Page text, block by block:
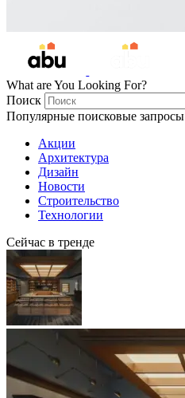
What are You Looking For?
Поиск
Популярные поисковые запросы
Акции
Архитектура
Дизайн
Новости
Строительство
Технологии
Сейчас в тренде